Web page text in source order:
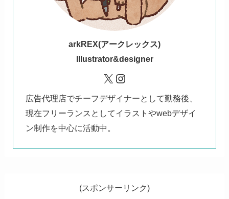
arkREX(アークレックス)
Illustrator&designer
X Instagram
広告代理店でチーフデザイナーとして勤務後、
現在フリーランスとしてイラストやwebデザイ
ン制作を中心に活動中。
(スポンサーリンク)